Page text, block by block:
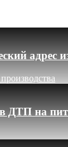
адрес
ДТП на